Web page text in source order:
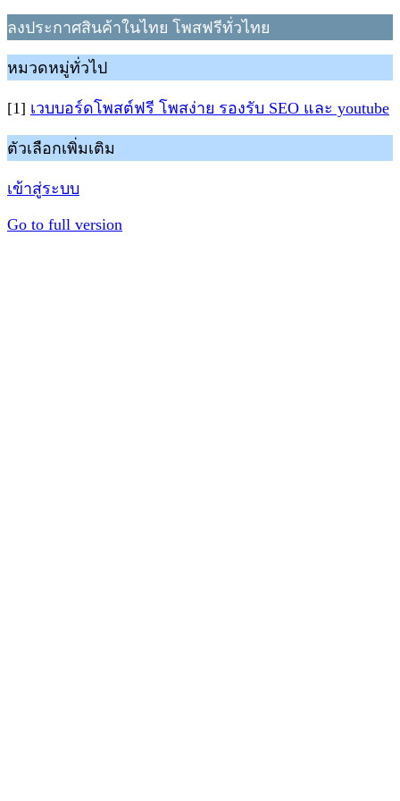
ลงประกาศสินค้าในไทย โพสฟรีทั่วไทย
หมวดหมู่ทั่วไป
[1] เวบบอร์ดโพสต์ฟรี โพสง่าย รองรับ SEO และ youtube
ตัวเลือกเพิ่มเติม
เข้าสู่ระบบ
Go to full version